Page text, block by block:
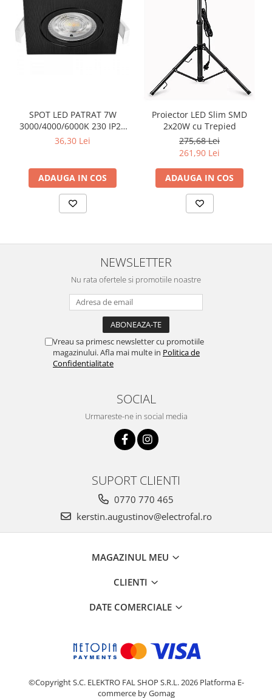
SPOT LED PATRAT 7W
3000/4000/6000K 230 IP20
NEGRU ROTABIL
36,30 Lei
ADAUGA IN COS
Proiector LED Slim SMD
2x20W cu Trepied
275,68 Lei
261,90 Lei
ADAUGA IN COS
NEWSLETTER
Nu rata ofertele si promotiile noastre
Vreau sa primesc newsletter cu promotiile
magazinului. Afla mai multe in Politica de
Confidentialitate
SOCIAL
Urmareste-ne in social media
SUPORT CLIENTI
0770 770 465
kerstin.augustinov@electrofal.ro
MAGAZINUL MEU
CLIENTI
DATE COMERCIALE
©Copyright S.C. ELEKTRO FAL SHOP S.R.L. 2026 Platforma E-
commerce by Gomag